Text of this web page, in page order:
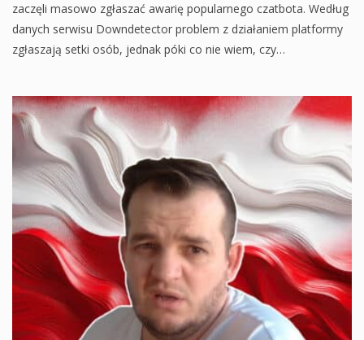
zaczęli masowo zgłaszać awarię popularnego czatbota. Według
danych serwisu Downdetector problem z działaniem platformy
zgłaszają setki osób, jednak póki co nie wiem, czy…